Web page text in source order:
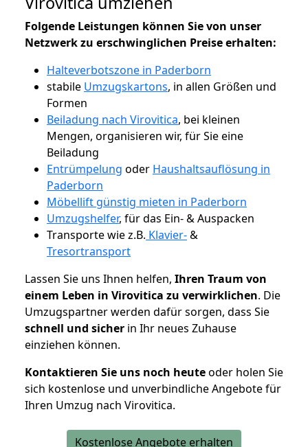
Folgende Leistungen können Sie von unser
Netzwerk zu erschwinglichen Preise erhalten:
Halteverbotszone in Paderborn
stabile Umzugskartons, in allen Größen und
Formen
Beiladung nach Virovitica, bei kleinen
Mengen, organisieren wir, für Sie eine
Beiladung
Entrümpelung oder Haushaltsauflösung in
Paderborn
Möbellift günstig mieten in Paderborn
Umzugshelfer, für das Ein- & Auspacken
Transporte wie z.B. Klavier-&
Tresortransport
Lassen Sie uns Ihnen helfen, Ihren Traum von
einem Leben in Virovitica zu verwirklichen. Die
Umzugspartner werden dafür sorgen, dass Sie
schnell und sicher in Ihr neues Zuhause
einziehen können.
Kontaktieren Sie uns noch heuteoder holen Sie
sich kostenlose und unverbindliche Angebote für
Ihren Umzug nach Virovitica.
Kostenlose Angebote erhalten